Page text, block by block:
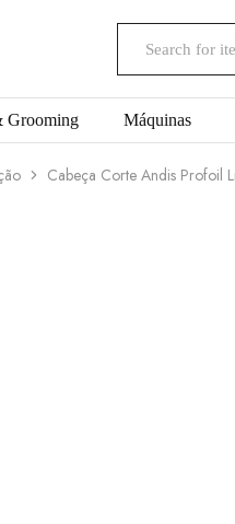
Grooming Máquinas
Cabeça Corte Andis Profoil